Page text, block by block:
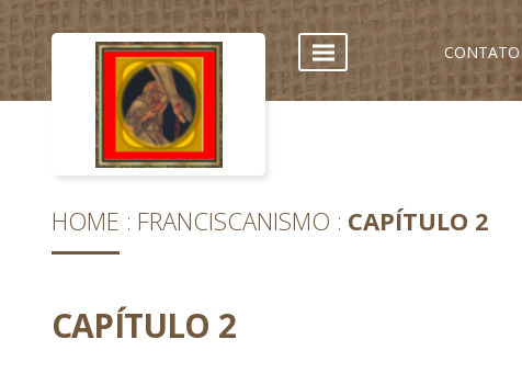
CONTATO
HOME FRANCISCANISMO CAPÍTULO 2
CAPÍTULO 2